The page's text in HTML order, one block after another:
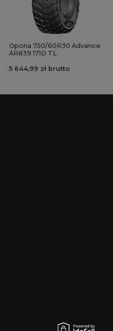
Opona 750/60R30 Advance
AR839 171D TL
5 644,99 zł brutto